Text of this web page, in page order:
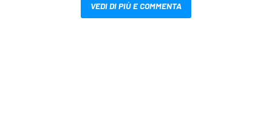
VEDI DI PIÙ E COMMENTA